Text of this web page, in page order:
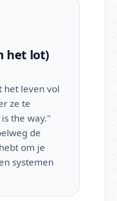
het lot)
het leven vol
ze te
the way."
de
om je
systemen